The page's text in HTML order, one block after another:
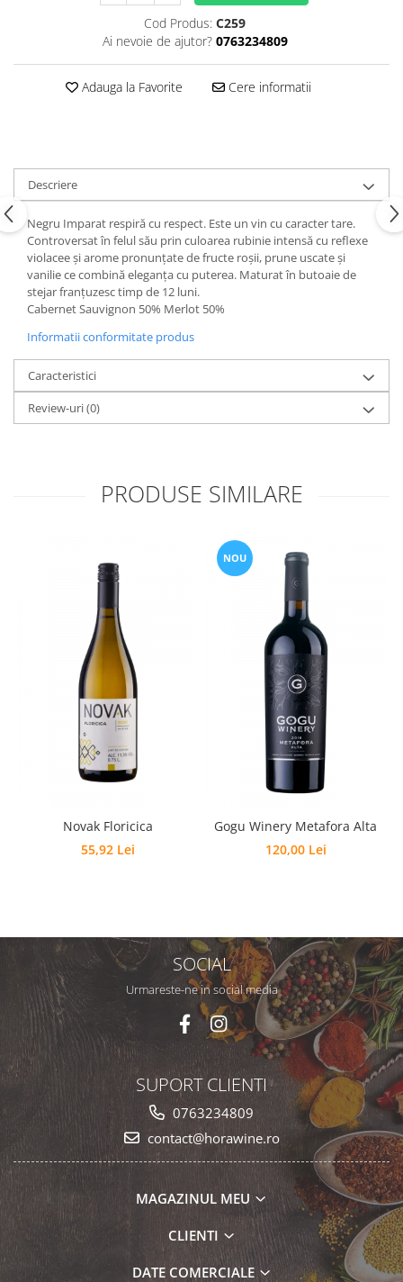
Cod Produs: C259
Ai nevoie de ajutor? 0763234809
Adauga la Favorite Cere informatii
Descriere
Negru Imparat respiră cu respect. Este un vin cu caracter tare.
Controversat în felul său prin culoarea rubinie intensă cu reflexe
violacee și arome pronunțate de fructe roșii, prune uscate și
vanilie ce combină eleganța cu puterea. Maturat în butoaie de
stejar franțuzesc timp de 12 luni.
Cabernet Sauvignon 50% Merlot 50%
Informatii conformitate produs
Caracteristici
Review-uri(0)
PRODUSE SIMILARE
Novak Floricica
55,92 Lei
NOU
Gogu Winery Metafora Alta
120,00 Lei
SOCIAL
Urmareste-ne in social media
SUPORT CLIENTI
0763234809
contact@horawine.ro
MAGAZINUL MEU
CLIENTI
DATE COMERCIALE